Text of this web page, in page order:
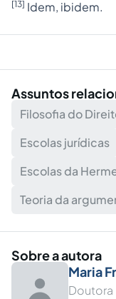
[13] Idem, ibidem.
Assuntos
Filosofia do
Escolas jurídicas
Escolas da
Teoria da
Sobre a autora
Maria
Doutora